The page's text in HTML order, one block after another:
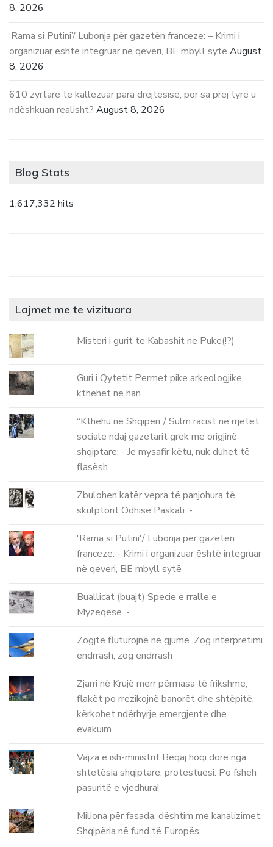
8, 2026
‘Rama si Putini’/ Lubonja për gazetën franceze: – Krimi i
organizuar është integruar në qeveri, BE mbyll sytë August
8, 2026
610 zyrtarë të kallëzuar para drejtësisë, por sa prej tyre u
ndëshkuan realisht? August 8, 2026
Blog Stats
1,617,332 hits
Lajmet me te vizituara
Misteri i gurit te Kabashit ne Puke(!?)
Guri i Qytetit Permet pike arkeologjike
kthehet ne han
“Kthehu në Shqipëri”/ Sulm racist në rrjetet
sociale ndaj gazetarit grek me origjinë
shqiptare: - Je mysafir këtu, nuk duhet të
flasësh
Zbulohen katër vepra të panjohura të
skulptorit Odhise Paskali. -
'Rama si Putini'/ Lubonja për gazetën
franceze: - Krimi i organizuar është integruar
në qeveri, BE mbyll sytë
Buallicat (buajt) Specie e rralle e
Myzeqese. -
Zogjtë fluturojnë në gjumë. Zog interpretimi
ëndrrash, zog ëndrrash
Zjarri në Krujë merr përmasa të frikshme,
flakët po rrezikojnë banorët dhe shtëpitë,
kërkohet ndërhyrje emergjente dhe
evakuim
Vajza e ish-ministrit Beqaj hoqi dorë nga
shtetësia shqiptare, protestuesi: Po fsheh
pasuritë e vjedhura!
Miliona për fasada, dështim me kanalizimet,
Shqipëria në fund të Europës